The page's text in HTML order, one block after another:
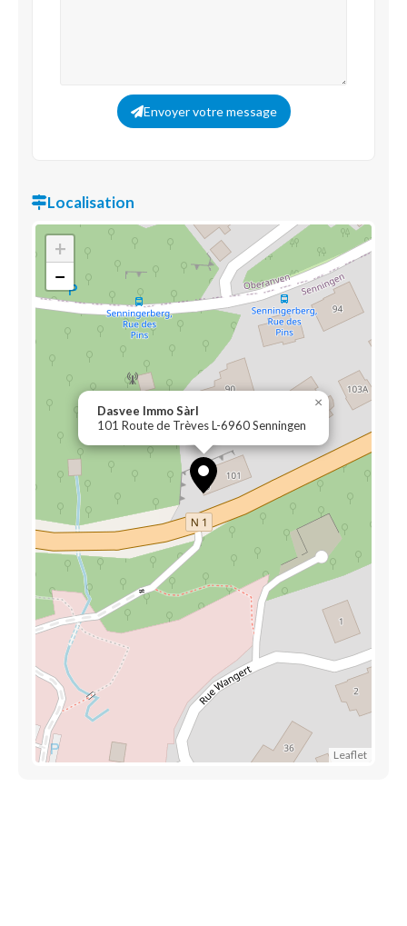
Envoyer votre message
Localisation
Dasvee Immo Sàrl
101 Route de Trèves L-6960 Senningen
×
+
−
Leaflet